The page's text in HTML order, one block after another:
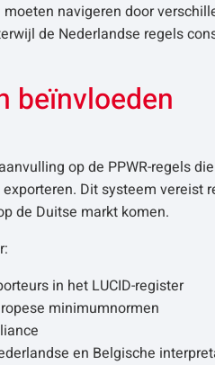
navigeren door
de Nederlandse regels
beïnvloeden
op de PPWR-regels
Dit systeem vereist
de Duitse markt komen.
in het LUCID-register
minimumnormen
en Belgische